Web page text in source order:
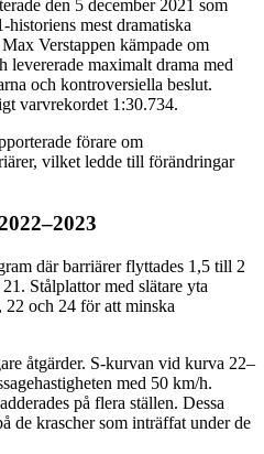
den 5 december 2021 som
historiens mest dramatiska
Verstappen kämpade om
levererade maximalt drama med
och kontroversiella beslut.
varvrekordet 1:30.734.
förare om
vilket ledde till förändringar
där barriärer flyttades 1,5 till 2
Stålplattor med slätare yta
och 24 för att minska
åtgärder. S-kurvan vid kurva 22–
med 50 km/h.
på flera ställen. Dessa
de krascher som inträffat under de